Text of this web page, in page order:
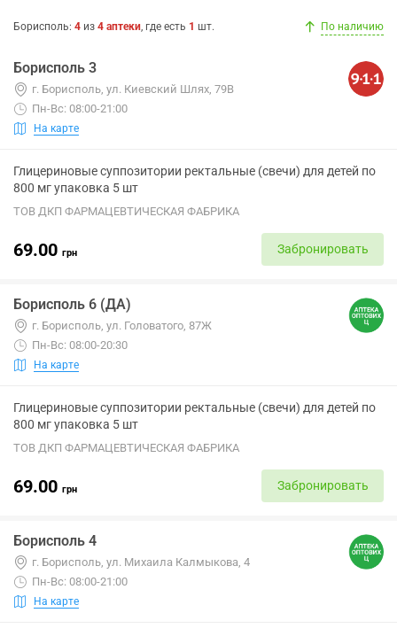
Борисполь: 4 из 4 аптеки, где есть 1 шт. По наличию
Борисполь 3
г. Борисполь, ул. Киевский Шлях, 79В
Пн-Вс: 08:00-21:00
На карте
Глицериновые суппозитории ректальные (свечи) для детей по
800 мг упаковка 5 шт
ТОВ ДКП ФАРМАЦЕВТИЧЕСКАЯ ФАБРИКА
69.00 грн Забронировать
Борисполь 6 (ДА)
г. Борисполь, ул. Головатого, 87Ж
Пн-Вс: 08:00-20:30
На карте
Глицериновые суппозитории ректальные (свечи) для детей по
800 мг упаковка 5 шт
ТОВ ДКП ФАРМАЦЕВТИЧЕСКАЯ ФАБРИКА
69.00 грн Забронировать
Борисполь 4
г. Борисполь, ул. Михаила Калмыкова, 4
Пн-Вс: 08:00-21:00
На карте